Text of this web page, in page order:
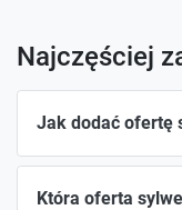
Najczęściej
Jak dodać ofertę
Która oferta